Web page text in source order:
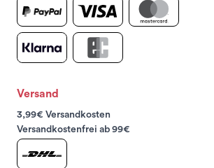
Versand
3,99€ Versandkosten
Versandkostenfrei ab 99€